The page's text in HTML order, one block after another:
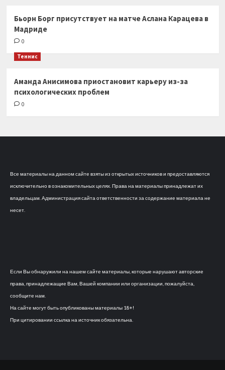
Бьорн Борг присутствует на матче Аслана Карацева в
Мадриде
0
Теннис
Аманда Анисимова приостановит карьеру из-за
психологических проблем
0
Все материалы на данном сайте взяты из открытых источников и предоставляются
исключительно в ознакомительных целях. Права на материалы принадлежат их
владельцам. Администрация сайта ответственности за содержание материала не
несет.
Если Вы обнаружили на нашем сайте материалы, которые нарушают авторские
права, принадлежащие Вам, Вашей компании или организации, пожалуйста,
сообщите нам.
На сайте могут быть опубликованы материалы 18+!
При цитировании ссылка на источник обязательна.